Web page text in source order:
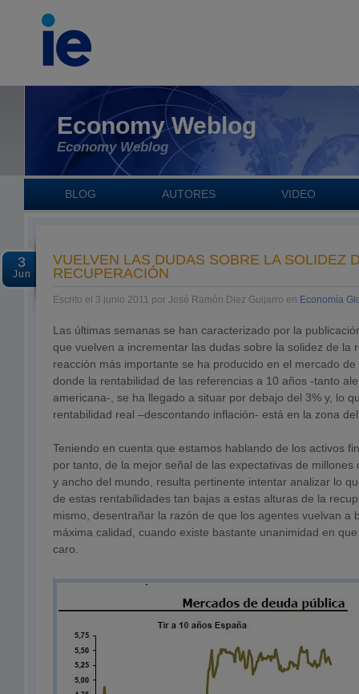
Economy Weblog
Economy Weblog
BLOG AUTORES VIDEO
3
Jun
VUELVEN LAS DUDAS SOBRE LA SOLIDEZ
RECUPERACIÓN
Escrito el 3 junio 2011 por José Ramón Diez Guijarro en Economía
Las últimas semanas se han caracterizado por la
que vuelven a incrementar las dudas sobre la solidez de la
reacción más importante se ha producido en el mercado
donde la rentabilidad de las referencias a 10 años -tanto
americana-, se ha llegado a situar por debajo del 3% y, lo
rentabilidad real –descontando inflación- está en la zona
Teniendo en cuenta que estamos hablando de los activos
por tanto, de la mejor señal de las expectativas de millones
y ancho del mundo, resulta pertinente intentar analizar lo
de estas rentabilidades tan bajas a estas alturas de la
mismo, desentrañar la razón de que los agentes vuelvan a
máxima calidad, cuando existe bastante unanimidad en
caro.